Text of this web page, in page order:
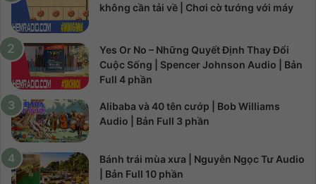
không cần tải về | Chơi cờ tướng với máy
Yes Or No – Những Quyết Định Thay Đổi
Cuộc Sống | Spencer Johnson Audio | Bản
Full 4 phần
Alibaba và 40 tên cướp | Bob Williams
Audio | Bản Full 3 phần
Bánh trái mùa xưa | Nguyễn Ngọc Tư Audio
| Bản Full 10 phần